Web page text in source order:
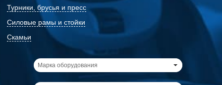
Турники, брусья и пресс
Силовые рамы и стойки
Скамьи
Марка оборудования